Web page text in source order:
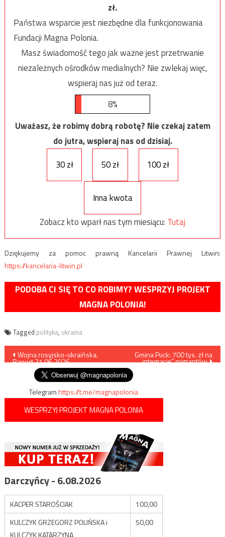
zł.
Państwa wsparcie jest niezbędne dla funkcjonowania
Fundacji Magna Polonia.
Masz świadomość tego jak ważne jest przetrwanie
niezależnych ośrodków medialnych? Nie zwlekaj więc,
wspieraj nas już od teraz.
8%
Uważasz, że robimy dobrą robotę? Nie czekaj zatem
do jutra, wspieraj nas od dzisiaj.
30 zł
50 zł 100 zł
Inna kwota
Zobacz kto wparł nas tym miesiącu: Tutaj
Dziękujemy za pomoc prawną Kancelarii Prawnej Litwin:
https://kancelaria-litwin.pl
PODOBA CI SIĘ TO CO ROBIMY? WESPRZYJ PROJEKT
MAGNA POLONIA!
Tagged polityka, ukraina
Nawigacja
wpisu
Wojna rosyjsko-ukraińska.
Raport 21.06.2026
Gmina Puck: 700 tys. zł na
„integrację” migrantów
Telegramhttps://t.me/magnapolonia
WESPRZYJ PROJEKT MAGNA POLONIA
Darczyńcy - 6.08.2026
KACPER STAROŚCIAK
100,00
KULCZYK GRZEGORZ POLIŃSKA i
KULCZYK KATARZYNA
50,00